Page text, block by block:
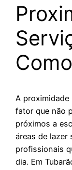
A
fator que não
próximos a
áreas de lazer
profissionais
dia. Em